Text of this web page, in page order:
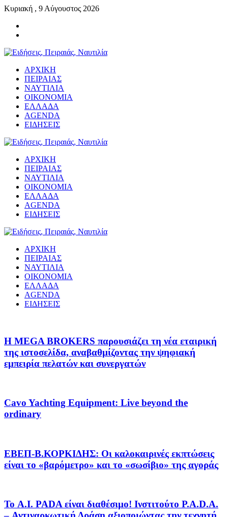
Κυριακή , 9 Αύγουστος 2026
ΑΡΧΙΚΗ
ΠΕΙΡΑΙΑΣ
ΝΑΥΤΙΛΙΑ
ΟΙΚΟΝΟΜΙΑ
ΕΛΛΑΔΑ
AGENDA
ΕΙΔΗΣΕΙΣ
ΑΡΧΙΚΗ
ΠΕΙΡΑΙΑΣ
ΝΑΥΤΙΛΙΑ
ΟΙΚΟΝΟΜΙΑ
ΕΛΛΑΔΑ
AGENDA
ΕΙΔΗΣΕΙΣ
ΑΡΧΙΚΗ
ΠΕΙΡΑΙΑΣ
ΝΑΥΤΙΛΙΑ
ΟΙΚΟΝΟΜΙΑ
ΕΛΛΑΔΑ
AGENDA
ΕΙΔΗΣΕΙΣ
Η MEGA BROKERS παρουσιάζει τη νέα εταιρική
της ιστοσελίδα, αναβαθμίζοντας την ψηφιακή
εμπειρία πελατών και συνεργατών
Cavo Yachting Equipment: Live beyond the
ordinary
EΒΕΠ-Β.ΚΟΡΚΙΔΗΣ: Οι καλοκαιρινές εκπτώσεις
είναι το «βαρόμετρο» και το «σωσίβιο» της αγοράς
Το A.I. PADA είναι διαθέσιμο! Ινστιτούτο P.A.D.A.